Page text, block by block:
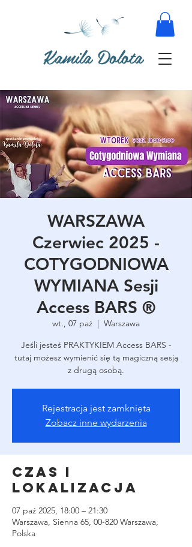
Kamila Dolota
WARSZAWA
Czerwiec 2025 -
COTYGODNIOWA
WYMIANA Sesji
Access BARS ®
wt., 07 paź
  |
Warszawa
Jeśli jesteś PRAKTYKIEM Access BARS -
tutaj możesz wymienić się tą magiczną sesją
z drugą osobą.
Rejestracja jest zamknięta
Zobacz inne wydarzenia
Czas i
lokalizacja
07 paź 2025, 18:00 – 21:30
Warszawa, Sienna 65, 00-820 Warszawa,
Polska